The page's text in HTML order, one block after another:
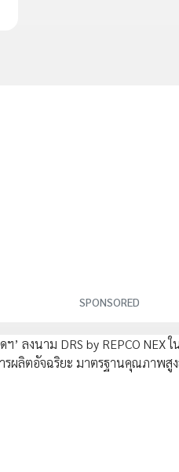
SPONSORED